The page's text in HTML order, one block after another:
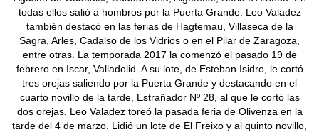
todas ellos salió a hombros por la Puerta Grande. Leo Valadez
también destacó en las ferias de Hagtemau, Villaseca de la
Sagra, Arles, Cadalso de los Vidrios o en el Pilar de Zaragoza,
entre otras. La temporada 2017 la comenzó el pasado 19 de
febrero en Iscar, Valladolid. A su lote, de Esteban Isidro, le cortó
tres orejas saliendo por la Puerta Grande y destacando en el
cuarto novillo de la tarde, Estrañador Nº 28, al que le cortó las
dos orejas. Leo Valadez toreó la pasada feria de Olivenza en la
tarde del 4 de marzo. Lidió un lote de El Freixo y al quinto novillo,